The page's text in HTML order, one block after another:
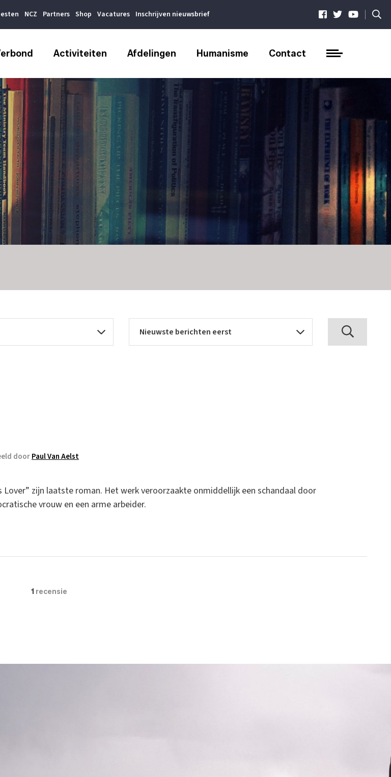
NCZ Partners Shop Vacatures Inschrijven nieuwsbrief |
Activiteiten Afdelingen Humanisme Contact
doorPaul Van Aelst
Lover” zijn laatste roman. Het werk veroorzaakte onmiddellijk een schandaal door
vrouw en een arme arbeider.
1 recensie